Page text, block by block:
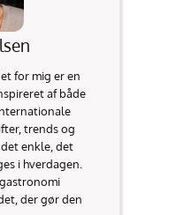
for mig er en
af både
trends og
enkle, det
i hverdagen.
der gør den